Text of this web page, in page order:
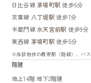
日比谷線 茅場町駅 徒歩5分
京葉線 八丁堀駅 徒歩7分
半蔵門線 水天宮前駅 徒歩9分
東西線 茅場町駅 徒歩5分
※当該物件の最寄駅（路線）、バ
階建
地上14階 地下2階建